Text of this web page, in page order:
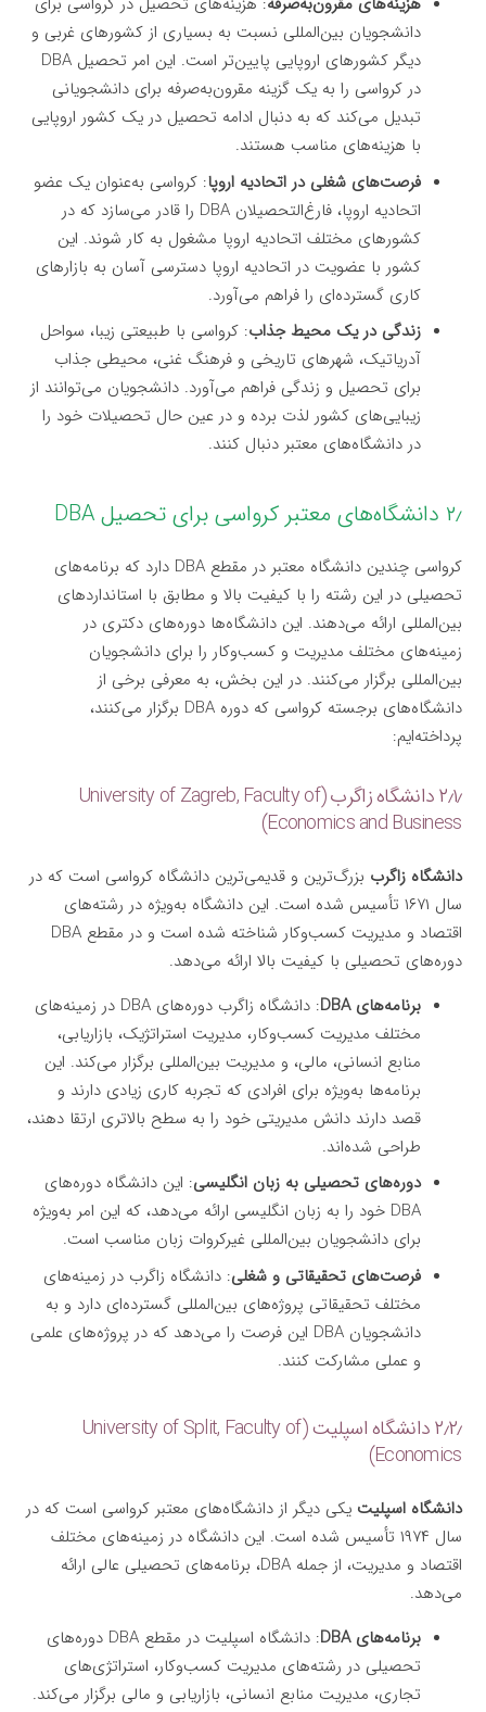
دانشجویان بین‌المللی نسبت به بسیاری از کشورهای غربی و
دیگر کشورهای اروپایی پایین‌تر است. این امر تحصیل DBA
در کرواسی را به یک گزینه مقرون‌به‌صرفه برای دانشجویانی
تبدیل می‌کند که به دنبال ادامه تحصیل در یک کشور اروپایی
با هزینه‌های مناسب هستند.
فرصت‌های شغلی در اتحادیه اروپا: کرواسی به‌عنوان یک عضو
اتحادیه اروپا، فارغ‌التحصیلان DBA را قادر می‌سازد که در
کشورهای مختلف اتحادیه اروپا مشغول به کار شوند. این
کشور با عضویت در اتحادیه اروپا دسترسی آسان به بازارهای
کاری گسترده‌ای را فراهم می‌آورد.
زندگی در یک محیط جذاب: کرواسی با طبیعتی زیبا، سواحل
آدریاتیک، شهرهای تاریخی و فرهنگ غنی، محیطی جذاب
برای تحصیل و زندگی فراهم می‌آورد. دانشجویان می‌توانند از
زیبایی‌های کشور لذت برده و در عین حال تحصیلات خود را
در دانشگاه‌های معتبر دنبال کنند.
۲٫ دانشگاه‌های معتبر کرواسی برای تحصیل DBA
کرواسی چندین دانشگاه معتبر در مقطع DBA دارد که برنامه‌های
تحصیلی در این رشته را با کیفیت بالا و مطابق با استانداردهای
بین‌المللی ارائه می‌دهند. این دانشگاه‌ها دوره‌های دکتری در
زمینه‌های مختلف مدیریت و کسب‌وکار را برای دانشجویان
بین‌المللی برگزار می‌کنند. در این بخش، به معرفی برخی از
دانشگاه‌های برجسته کرواسی که دوره DBA برگزار می‌کنند،
پرداخته‌ایم:
۲٫۱٫ دانشگاه زاگرب (University of Zagreb, Faculty of
Economics and Business)
دانشگاه زاگرب بزرگ‌ترین و قدیمی‌ترین دانشگاه کرواسی است که در
سال ۱۶۷۱ تأسیس شده است. این دانشگاه به‌ویژه در رشته‌های
اقتصاد و مدیریت کسب‌وکار شناخته شده است و در مقطع DBA
دوره‌های تحصیلی با کیفیت بالا ارائه می‌دهد.
برنامه‌های DBA
: دانشگاه زاگرب دوره‌های DBA در زمینه‌های
مختلف مدیریت کسب‌وکار، مدیریت استراتژیک، بازاریابی،
منابع انسانی، مالی، و مدیریت بین‌المللی برگزار می‌کند. این
برنامه‌ها به‌ویژه برای افرادی که تجربه کاری زیادی دارند و
قصد دارند دانش مدیریتی خود را به سطح بالاتری ارتقا دهند،
طراحی شده‌اند.
دوره‌های تحصیلی به زبان انگلیسی: این دانشگاه دوره‌های
DBA خود را به زبان انگلیسی ارائه می‌دهد، که این امر به‌ویژه
برای دانشجویان بین‌المللی غیرکروات زبان مناسب است.
فرصت‌های تحقیقاتی و شغلی: دانشگاه زاگرب در زمینه‌های
مختلف تحقیقاتی پروژه‌های بین‌المللی گسترده‌ای دارد و به
دانشجویان DBA این فرصت را می‌دهد که در پروژه‌های علمی
و عملی مشارکت کنند.
۲٫۲٫ دانشگاه اسپلیت (University of Split, Faculty of
Economics)
دانشگاه اسپلیت یکی دیگر از دانشگاه‌های معتبر کرواسی است که در
سال ۱۹۷۴ تأسیس شده است. این دانشگاه در زمینه‌های مختلف
اقتصاد و مدیریت، از جمله DBA، برنامه‌های تحصیلی عالی ارائه
می‌دهد.
برنامه‌های DBA
: دانشگاه اسپلیت در مقطع DBA دوره‌های
تحصیلی در رشته‌های مدیریت کسب‌وکار، استراتژی‌های
تجاری، مدیریت منابع انسانی، بازاریابی و مالی برگزار می‌کند.